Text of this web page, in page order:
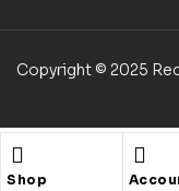
Shop
Copyright © 2025